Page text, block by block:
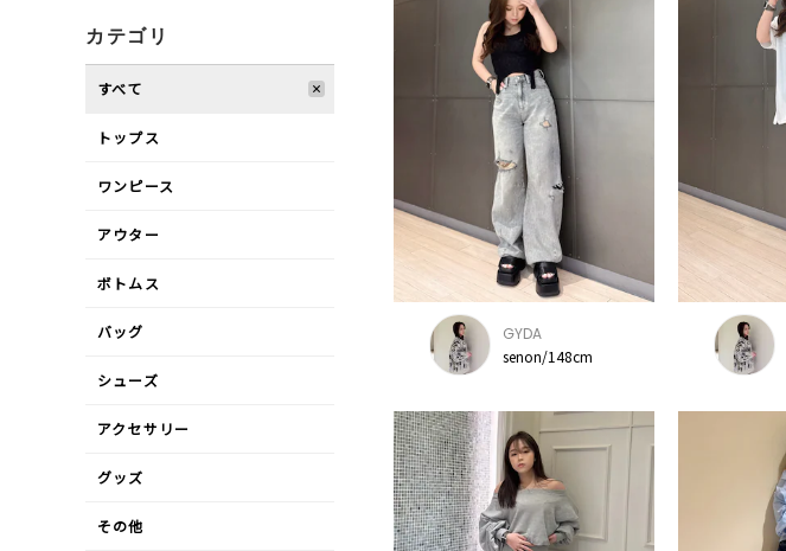
GYDA
senon/148cm
カテゴリ
すべて
トップス
ワンピース
アウター
ボトムス
バッグ
シューズ
アクセサリー
グッズ
その他